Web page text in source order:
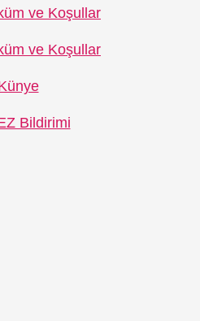
ve Koşullar
ve Koşullar
Bildirimi